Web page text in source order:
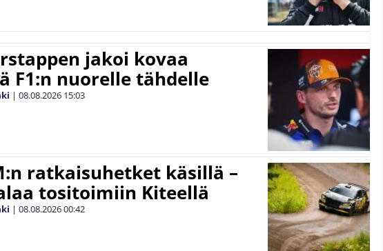
jakoi kovaa
F1:n nuorelle tähdelle
| 08.08.2026 15:03
ratkaisuhetket käsillä –
tositoimiin Kiteellä
| 08.08.202600:42